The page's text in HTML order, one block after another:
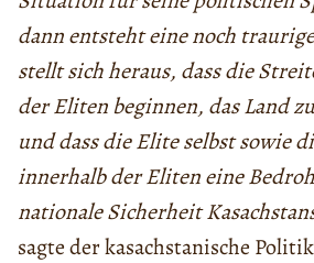
dann entsteht eine noch
stellt sich heraus, dass die
der Eliten beginnen, das Land
und dass die Elite selbst sowie
innerhalb der Eliten eine
nationale Sicherheit
sagte der kasachstanische